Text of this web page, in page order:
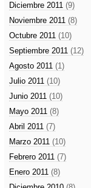
Diciembre 2011 (9)
Noviembre 2011 (8)
Octubre 2011 (10)
Septiembre 2011 (12)
Agosto 2011 (1)
Julio 2011 (10)
Junio 2011 (10)
Mayo 2011 (8)
Abril 2011 (7)
Marzo 2011 (10)
Febrero 2011 (7)
Enero 2011 (8)